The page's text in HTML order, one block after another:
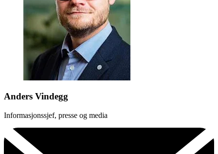
Anders Vindegg
Informasjonssjef, presse og media